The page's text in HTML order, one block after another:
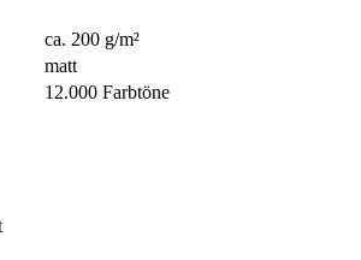
ca. 200 g/m²
matt
12.000 Farbtöne